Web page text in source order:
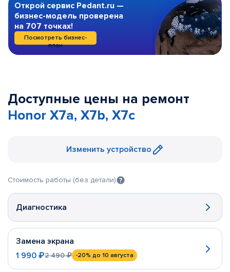
Открой сервис Pedant.ru —
бизнес-модель проверена
на 707 точках!
Посмотреть бизнес-
план
Доступные цены на ремонт
Honor X7a, X7b, X7c
Изменить устройство
Стоимость работы (без детали)
Диагностика
Замена экрана
1 990 ₽2 490 ₽ -20% до 10 августа